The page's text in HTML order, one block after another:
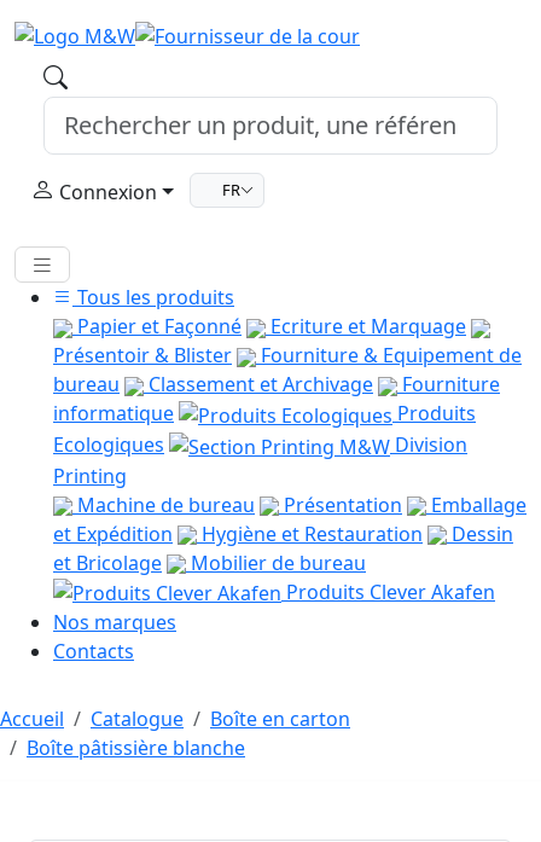
Connexion FR
Tous les produits
Papier et Façonné
Ecriture et Marquage
Présentoir & Blister
Fourniture & Equipement de
bureau
Classement et Archivage
Fourniture
informatique
Produits
Ecologiques
Division
Printing
Machine de bureau
Présentation
Emballage
et Expédition
Hygiène et Restauration
Dessin
et Bricolage
Mobilier de bureau
Produits Clever Akafen
Nos marques
Contacts
Accueil Catalogue
Boîte en carton
Boîte pâtissière blanche